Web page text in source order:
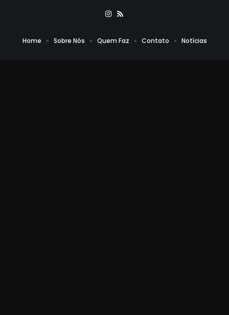
Home Sobre Nós Quem Faz Contato Notícias